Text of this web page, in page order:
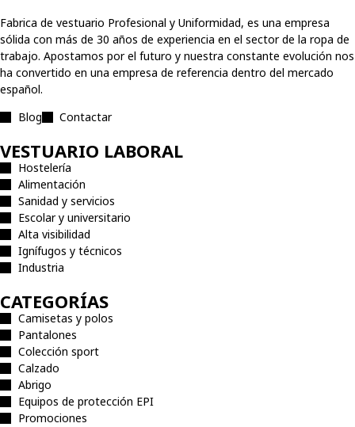
Fabrica de vestuario Profesional y Uniformidad, es una empresa
sólida con más de 30 años de experiencia en el sector de la ropa de
trabajo. Apostamos por el futuro y nuestra constante evolución nos
ha convertido en una empresa de referencia dentro del mercado
español.
Blog
Contactar
VESTUARIO LABORAL
Hostelería
Alimentación
Sanidad y servicios
Escolar y universitario
Alta visibilidad
Ignífugos y técnicos
Industria
CATEGORÍAS
Camisetas y polos
Pantalones
Colección sport
Calzado
Abrigo
Equipos de protección EPI
Promociones